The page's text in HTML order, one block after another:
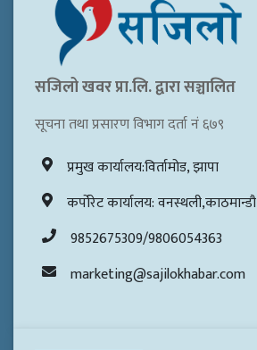
सजिलो खवर प्रा.लि. द्वारा सञ्चालित
सूचना तथा प्रसारण विभाग दर्ता नं ६७९
प्रमुख कार्यालय:विर्तामोड, झापा
कर्पोरेट कार्यालय: वनस्थली,काठमान्डौ
9852675309/9806054363
marketing@sajilokhabar.com